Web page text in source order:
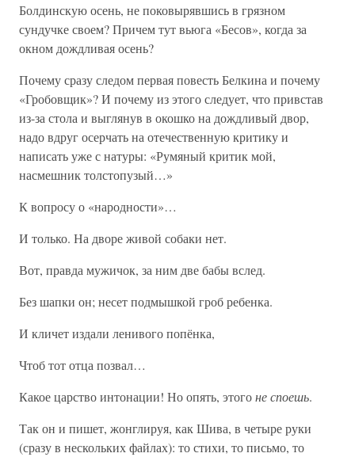
Болдинскую осень, не поковырявшись в грязном
сундучке своем? Причем тут вьюга «Бесов», когда за
окном дождливая осень?
Почему сразу следом первая повесть Белкина и почему
«Гробовщик»? И почему из этого следует, что привстав
из-за стола и выглянув в окошко на дождливый двор,
надо вдруг осерчать на отечественную критику и
написать уже с натуры: «Румяный критик мой,
насмешник толстопузый…»
К вопросу о «народности»…
И только. На дворе живой собаки нет.
Вот, правда мужичок, за ним две бабы вслед.
Без шапки он; несет подмышкой гроб ребенка.
И кличет издали ленивого попёнка,
Чтоб тот отца позвал…
Какое царство интонации! Но опять, этогоне споешь.
Так он и пишет, жонглируя, как Шива, в четыре руки
(сразу в нескольких файлах): то стихи, то письмо, то